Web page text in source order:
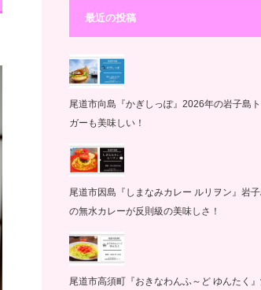
最近の投稿
尾道市向島『かぎしっぽ』2026年の岩子島
ガーも美味しい！
尾道市因島『しまなみカレー ルリヲン』岩子
の無水カレーが反則級の美味しさ！
尾道市高須町『おきなわんふ～ど ゆんたく